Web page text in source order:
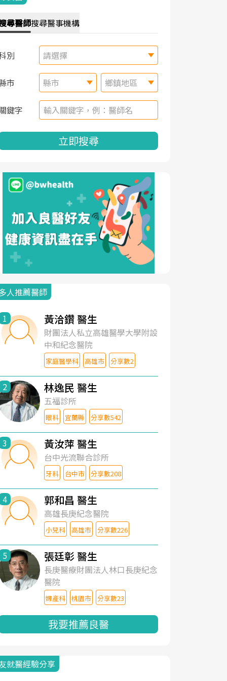
尋醫師搜尋醫事機構
別 請選擇
市 縣市 鄉鎮地區
鍵字
立即搜尋
人推薦醫師
1 黃洽鑽 醫生
財團法人私立高雄醫學大學附設
中和紀念醫院
家庭醫學科 高雄市 分享數2
2 林逸民 醫生
五福診所
眼科 宜蘭縣 分享數542
3 黃汝萍 醫生
台中光流聯合診所
牙科 台中市 分享數208
4 郭和昌 醫生
高雄長庚紀念醫院
小兒科 高雄市 分享數226
5 張廷彰 醫生
長庚醫療財團法人林口長庚紀念
醫院
婦產科 桃園市 分享數23
我要推薦良醫
就醫經驗分享